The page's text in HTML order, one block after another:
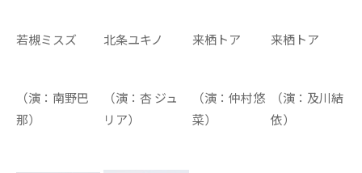
若槻ミスズ
（演：南野巴
那）
北条ユキノ
（演：杏 ジュ
リア）
来栖トア
（演：仲村悠
菜）
来栖トア
（演：及川結
依）